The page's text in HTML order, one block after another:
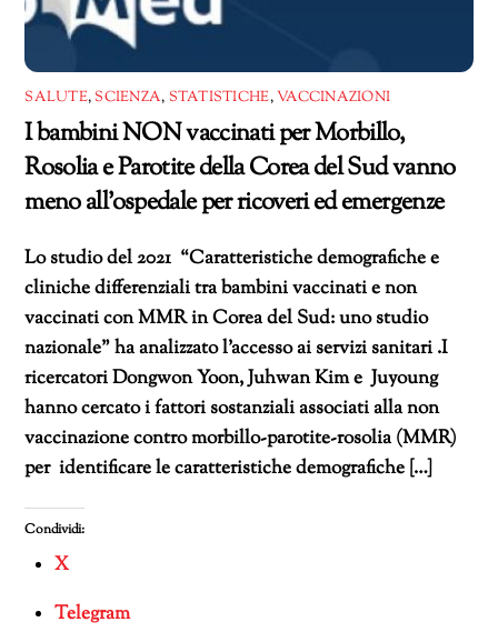
SALUTE,SCIENZA, STATISTICHE,VACCINAZIONI
I bambini NON vaccinati per Morbillo,
Rosolia e Parotite della Corea del Sud vanno
meno all’ospedale per ricoveri ed emergenze
Lo studio del 2021 “Caratteristiche demografiche e
cliniche differenziali tra bambini vaccinati e non
vaccinati con MMR in Corea del Sud: uno studio
nazionale” ha analizzato l’accesso ai servizi sanitari .I
ricercatori Dongwon Yoon, Juhwan Kim e Juyoung
hanno cercato i fattori sostanziali associati alla non
vaccinazione contro morbillo-parotite-rosolia (MMR)
per identificare le caratteristiche demografiche […]
Condividi:
X
Telegram